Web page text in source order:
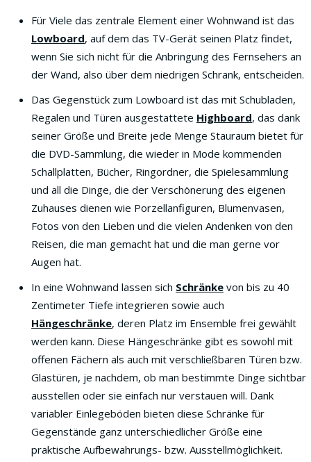
Für Viele das zentrale Element einer Wohnwand ist das
Lowboard, auf dem das TV-Gerät seinen Platz findet,
wenn Sie sich nicht für die Anbringung des Fernsehers an
der Wand, also über dem niedrigen Schrank, entscheiden.
Das Gegenstück zum Lowboard ist das mit Schubladen,
Regalen und Türen ausgestattete Highboard, das dank
seiner Größe und Breite jede Menge Stauraum bietet für
die DVD-Sammlung, die wieder in Mode kommenden
Schallplatten, Bücher, Ringordner, die Spielesammlung
und all die Dinge, die der Verschönerung des eigenen
Zuhauses dienen wie Porzellanfiguren, Blumenvasen,
Fotos von den Lieben und die vielen Andenken von den
Reisen, die man gemacht hat und die man gerne vor
Augen hat.
In eine Wohnwand lassen sich Schränke von bis zu 40
Zentimeter Tiefe integrieren sowie auch
Hängeschränke, deren Platz im Ensemble frei gewählt
werden kann. Diese Hängeschränke gibt es sowohl mit
offenen Fächern als auch mit verschließbaren Türen bzw.
Glastüren, je nachdem, ob man bestimmte Dinge sichtbar
ausstellen oder sie einfach nur verstauen will. Dank
variabler Einlegeböden bieten diese Schränke für
Gegenstände ganz unterschiedlicher Größe eine
praktische Aufbewahrungs- bzw. Ausstellmöglichkeit.